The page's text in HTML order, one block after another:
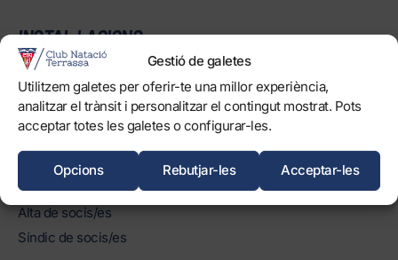
Gestió de galetes
Utilitzem galetes per oferir-te una millor experiència,
analitzar el trànsit i personalitzar el contingut mostrat. Pots
acceptar totes les galetes o configurar-les.
Acceptar-les
Rebutjar-les
Opcions
INSTAL·LACIONS
Horaris
Normatives
SOCIS/ES
Àrea de socis/es
Alta de socis/es
Síndic de socis/es